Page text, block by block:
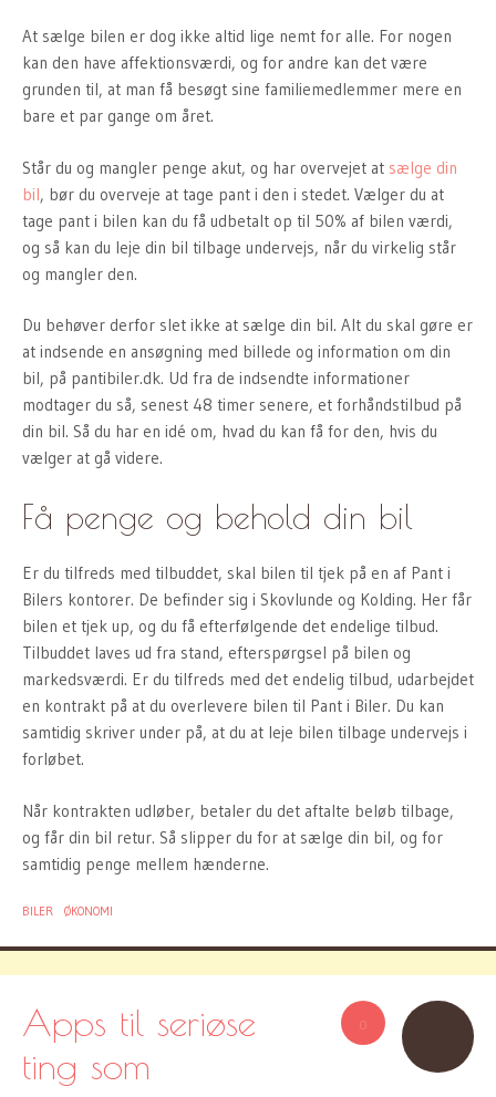
At sælge bilen er dog ikke altid lige nemt for alle. For nogen
kan den have affektionsværdi, og for andre kan det være
grunden til, at man få besøgt sine familiemedlemmer mere en
bare et par gange om året.
Står du og mangler penge akut, og har overvejet at sælge din
bil, bør du overveje at tage pant i den i stedet. Vælger du at
tage pant i bilen kan du få udbetalt op til 50% af bilen værdi,
og så kan du leje din bil tilbage undervejs, når du virkelig står
og mangler den.
Du behøver derfor slet ikke at sælge din bil. Alt du skal gøre er
at indsende en ansøgning med billede og information om din
bil, på pantibiler.dk. Ud fra de indsendte informationer
modtager du så, senest 48 timer senere, et forhåndstilbud på
din bil. Så du har en idé om, hvad du kan få for den, hvis du
vælger at gå videre.
Få penge og behold din bil
Er du tilfreds med tilbuddet, skal bilen til tjek på en af Pant i
Bilers kontorer. De befinder sig i Skovlunde og Kolding. Her får
bilen et tjek up, og du få efterfølgende det endelige tilbud.
Tilbuddet laves ud fra stand, efterspørgsel på bilen og
markedsværdi. Er du tilfreds med det endelig tilbud, udarbejdet
en kontrakt på at du overlevere bilen til Pant i Biler. Du kan
samtidig skriver under på, at du at leje bilen tilbage undervejs i
forløbet.
Når kontrakten udløber, betaler du det aftalte beløb tilbage,
og får din bil retur. Så slipper du for at sælge din bil, og for
samtidig penge mellem hænderne.
BILER ØKONOMI
0
Apps til seriøse
ting som